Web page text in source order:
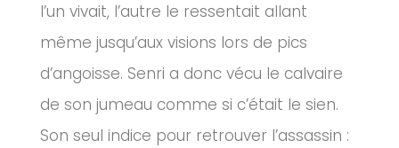
l’un vivait, l’autre le ressentait allant
même jusqu’aux visions lors de pics
d’angoisse. Senri a donc vécu le calvaire
de son jumeau comme si c’était le sien.
Son seul indice pour retrouver l’assassin :